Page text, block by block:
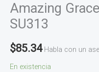
Amazing
SU313
$85.34 Habla con un
En existencia
SU313
cantidad